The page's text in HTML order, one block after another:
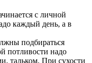
с личной
каждый день, а в
подбираться
потливости надо
тальком. При сухости